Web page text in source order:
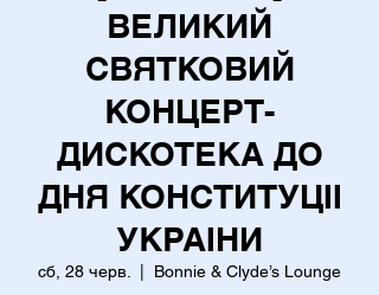
ВЕЛИКИЙ
СВЯТКОВИЙ
КОНЦЕРТ-
ДИСКОТЕКА ДО
ДНЯ КОНСТИТУЦІІ
УКРАІНИ
сб, 28 черв. Bonnie & Clyde’s Lounge